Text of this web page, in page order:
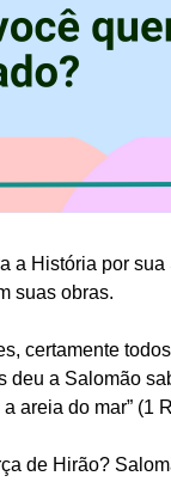
a História por
suas obras.
certamente
deu a Salomão
areia do mar” (1
de Hirão?